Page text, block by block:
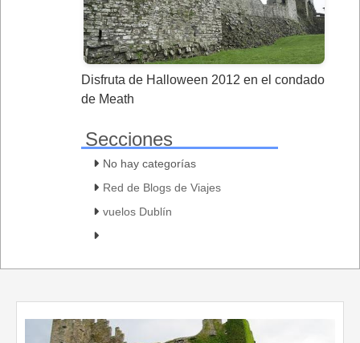
Disfruta de Halloween 2012 en el condado
de Meath
Secciones
No hay categorías
Red de Blogs de Viajes
vuelos Dublín